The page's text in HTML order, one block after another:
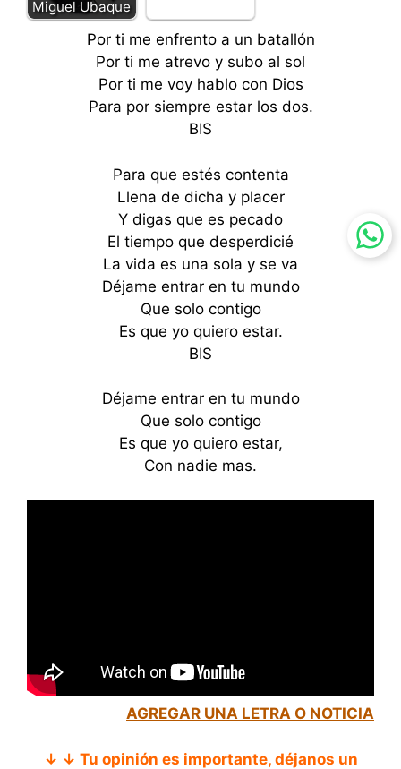
Miguel Ubaque
Por ti me enfrento a un batallón
Por ti me atrevo y subo al sol
Por ti me voy hablo con Dios
Para por siempre estar los dos.
BIS
Para que estés contenta
Llena de dicha y placer
Y digas que es pecado
El tiempo que desperdicié
La vida es una sola y se va
Déjame entrar en tu mundo
Que solo contigo
Es que yo quiero estar.
BIS
Déjame entrar en tu mundo
Que solo contigo
Es que yo quiero estar,
Con nadie mas.
AGREGAR UNA LETRA O NOTICIA
↓ ↓ Tu opinión es importante, déjanos un